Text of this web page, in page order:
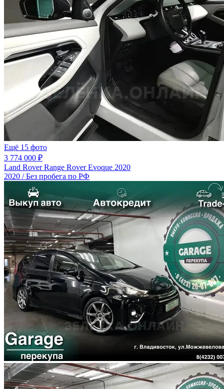
Ещё 15 фото
3 774 000 ₽
Land Rover Range Rover Evoque 2020
2020 / Без пробега по РФ